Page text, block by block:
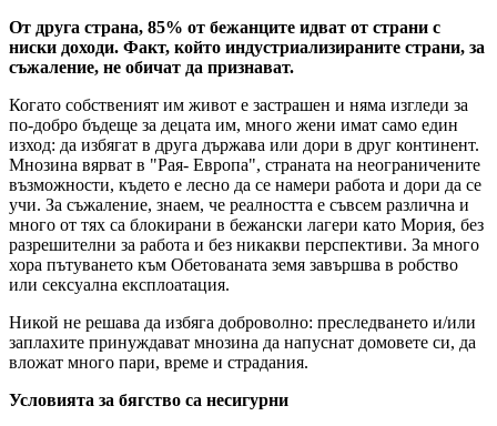
От друга страна, 85% от бежанците идват от страни с
ниски доходи. Факт, който индустриализираните страни, за
съжаление, не обичат да признават.
Когато собственият им живот е застрашен и няма изгледи за
по-добро бъдеще за децата им, много жени имат само един
изход: да избягат в друга държава или дори в друг континент.
Мнозина вярват в "Рая- Европа", страната на неограничените
възможности, където е лесно да се намери работа и дори да се
учи. За съжаление, знаем, че реалността е съвсем различна и
много от тях са блокирани в бежански лагери като Мория, без
разрешителни за работа и без никакви перспективи. За много
хора пътуването към Обетованата земя завършва в робство
или сексуална експлоатация.
Никой не решава да избяга доброволно: преследването и/или
заплахите принуждават мнозина да напуснат домовете си, да
вложат много пари, време и страдания.
Условията за бягство са несигурни